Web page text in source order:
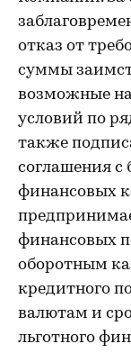
отказ от
суммы
возможные
условий по
также
соглашения с
финансовых
финансовых
оборотным
кредитного
валютам и
льготного